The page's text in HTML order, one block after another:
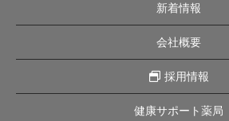
新着情報
会社概要
採用情報
健康サポート薬局